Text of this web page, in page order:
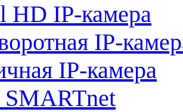
HD IP-камера
IP-
IP-камера
SMARTnet